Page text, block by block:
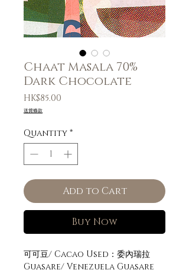
Chaat Masala 70%
Dark Chocolate
HK$85.00
送貨條款
Quantity *
Add to Cart
Buy Now
可可豆/ Cacao Used：委內瑞拉
Guasare/ Venezuela Guasare